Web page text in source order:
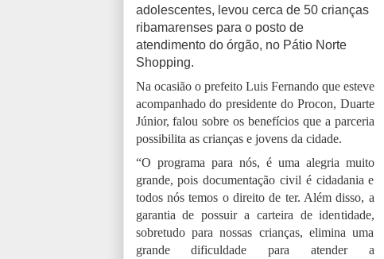
adolescentes, levou cerca de 50 crianças
ribamarenses para o posto de
atendimento do órgão, no Pátio Norte
Shopping.
Na ocasião o prefeito Luis Fernando que esteve
acompanhado do presidente do Procon, Duarte
Júnior, falou sobre os benefícios que a parceria
possibilita as crianças e jovens da cidade.
“O programa para nós, é uma alegria muito
grande, pois documentação civil é cidadania e
todos nós temos o direito de ter. Além disso, a
garantia de possuir a carteira de identidade,
sobretudo para nossas crianças, elimina uma
grande dificuldade para atender a